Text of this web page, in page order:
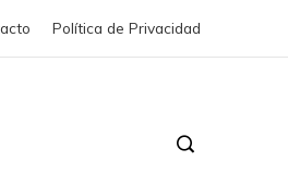
Política de Privacidad